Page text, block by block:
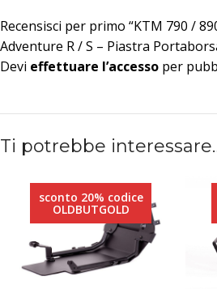
Recensisci per primo “KTM 790 /
Adventure R / S – Piastra
Devi effettuare l’accesso per
Ti potrebbe
sconto 20% codice
OLDBUTGOLD